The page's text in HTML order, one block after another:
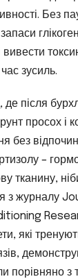
Без
вивести
зусиль.
де після
просох і
без
–
тканину,
з журналу
які
порівняно з